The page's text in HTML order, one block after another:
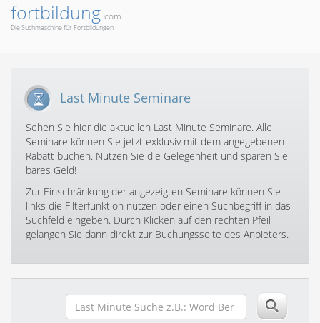
fortbildung.com
Die Suchmaschine für Fortbildungen
Last Minute Seminare
Sehen Sie hier die aktuellen Last Minute Seminare. Alle
Seminare können Sie jetzt exklusiv mit dem angegebenen
Rabatt buchen. Nutzen Sie die Gelegenheit und sparen Sie
bares Geld!
Zur Einschränkung der angezeigten Seminare können Sie
links die Filterfunktion nutzen oder einen Suchbegriff in das
Suchfeld eingeben. Durch Klicken auf den rechten Pfeil
gelangen Sie dann direkt zur Buchungsseite des Anbieters.